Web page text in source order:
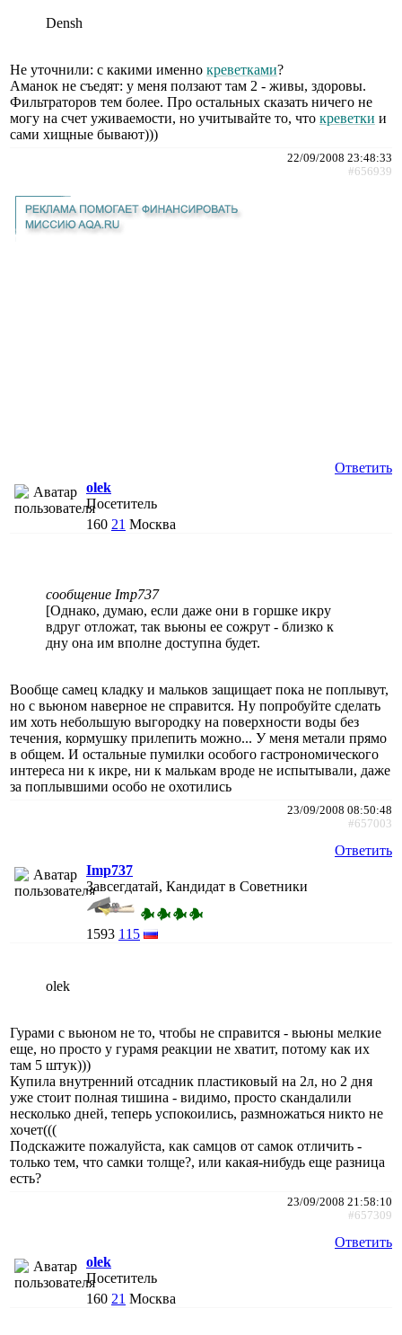
Densh
Не уточнили: с какими именно креветками?
Аманок не съедят: у меня ползают там 2 - живы, здоровы.
Фильтраторов тем более. Про остальных сказать ничего не
могу на счет уживаемости, но учитывайте то, что креветки и
сами хищные бывают)))
22/09/2008 23:48:33
#656939
Ответить
olek
Посетитель
160 21 Москва
сообщение Imp737
[Однако, думаю, если даже они в горшке икру
вдруг отложат, так вьюны ее сожрут - близко к
дну она им вполне доступна будет.
Вообще самец кладку и мальков защищает пока не поплывут,
но с вьюном наверное не справится. Ну попробуйте сделать
им хоть небольшую выгородку на поверхности воды без
течения, кормушку прилепить можно... У меня метали прямо
в общем. И остальные пумилки особого гастрономического
интереса ни к икре, ни к малькам вроде не испытывали, даже
за поплывшими особо не охотились
23/09/2008 08:50:48
#657003
Ответить
Imp737
Завсегдатай, Кандидат в Советники
1593 115
olek
Гурами с вьюном не то, чтобы не справится - вьюны мелкие
еще, но просто у гурамя реакции не хватит, потому как их
там 5 штук)))
Купила внутренний отсадник пластиковый на 2л, но 2 дня
уже стоит полная тишина - видимо, просто скандалили
несколько дней, теперь успокоились, размножаться никто не
хочет(((
Подскажите пожалуйста, как самцов от самок отличить -
только тем, что самки толще?, или какая-нибудь еще разница
есть?
23/09/2008 21:58:10
#657309
Ответить
olek
Посетитель
160 21 Москва